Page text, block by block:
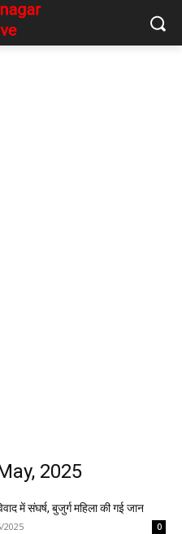
2025
में संघर्ष, बुजुर्ग महिला की गई जान
2025 0